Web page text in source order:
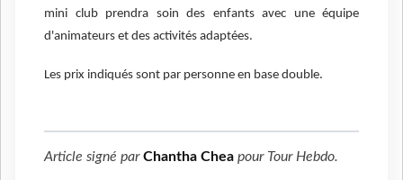
mini club prendra soin des enfants avec une équipe
d'animateurs et des activités adaptées.
Les prix indiqués sont par personne en base double.
Article signé parChantha Chea pour Tour Hebdo.